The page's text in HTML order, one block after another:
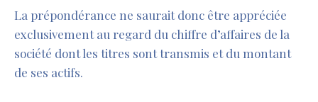
La prépondérance ne saurait donc être appréciée
exclusivement au regard du chiffre d’affaires de la
société dont les titres sont transmis et du montant
de ses actifs.